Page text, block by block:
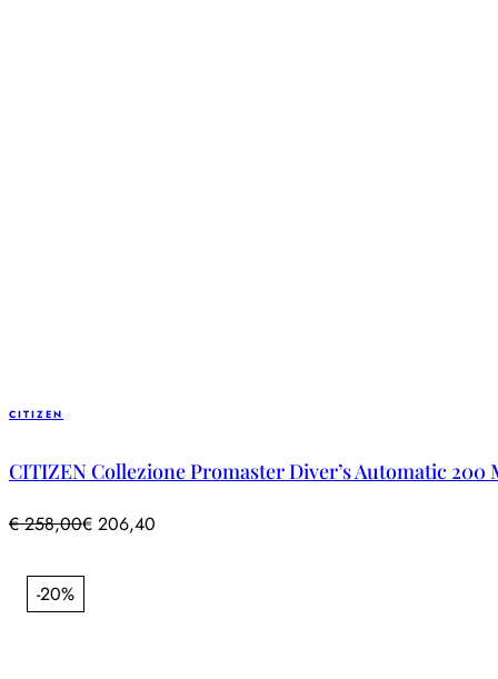
CITIZEN
CITIZEN Collezione Promaster Diver’s Automatic 200
€258,00€ 206,40
-20%